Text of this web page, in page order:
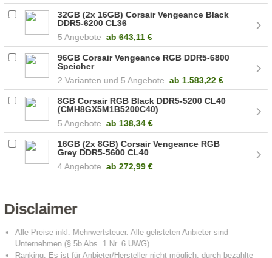
32GB (2x 16GB) Corsair Vengeance Black
DDR5-6200 CL36
5 Angebote ab 643,11 €
96GB Corsair Vengeance RGB DDR5-6800
Speicher
2
5 Angebote ab 1.583,22 €
8GB Corsair RGB Black DDR5-5200 CL40
(CMH8GX5M1B5200C40)
5 Angebote ab 138,34 €
16GB (2x 8GB) Corsair Vengeance RGB
Grey DDR5-5600 CL40
4 Angebote ab 272,99 €
Disclaimer